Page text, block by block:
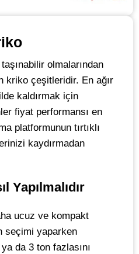
olmalarından
kriko çeşitleridir. En ağır
kaldırmak için
fiyat performansı en
platformunun tırtıklı
kaydırmadan
Yapılmalıdır
ucuz ve kompakt
seçimi yaparken
da 3 ton fazlasını